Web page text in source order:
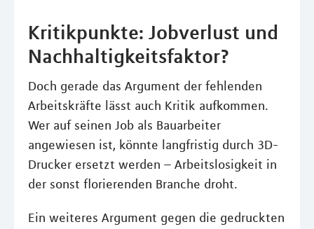
Kritikpunkte: Jobverlust und
Nachhaltigkeitsfaktor?
Doch gerade das Argument der fehlenden
Arbeitskräfte lässt auch Kritik aufkommen.
Wer auf seinen Job als Bauarbeiter
angewiesen ist, könnte langfristig durch 3D-
Drucker ersetzt werden – Arbeitslosigkeit in
der sonst florierenden Branche droht.
Ein weiteres Argument gegen die gedruckten